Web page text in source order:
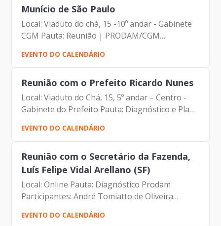
Munício de São Paulo
Local: Viaduto do chá, 15 -10º andar - Gabinete
CGM Pauta: Reunião | PRODAM/CGM
Participantes: André Tomiatto de Oliveira
(Assessor da Presidência da Prodam) Daniel
Falcão (CGM) Francisco de...
EVENTO DO CALENDÁRIO
Reunião com o Prefeito Ricardo Nunes
Local: Viaduto do Chá, 15, 5º andar – Centro -
Gabinete do Prefeito Pauta: Diagnóstico e Plano
de Oliveira (Assessor da Presidência da
Prodam)...
EVENTO DO CALENDÁRIO
Reunião com o Secretário da Fazenda,
Luís Felipe Vidal Arellano (SF)
Local: Online Pauta: Diagnóstico Prodam
Participantes: André Tomiatto de Oliveira
(Assessor da Presidência da Prodam) Francisco
de Padovan Forbes (Diretor- Presidente da
EVENTO DO CALENDÁRIO